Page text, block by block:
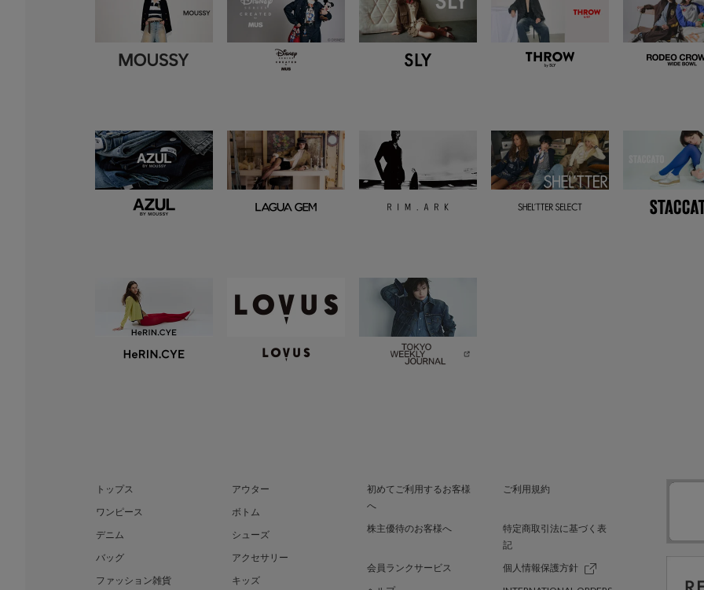
トップス
アウター
ワンピース
ボトム
デニム
シューズ
バッグ
アクセサリー
ファッション雑貨
キッズ
初めてご利用するお客様
へ
ご利用規約
株主優待のお客様へ
特定商取引法に基づく表
記
会員ランクサービス
個人情報保護方針